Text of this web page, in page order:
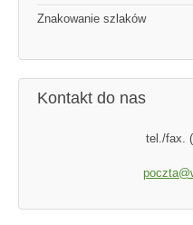
Znakowanie szlaków
Kontakt do nas
tel./fax.